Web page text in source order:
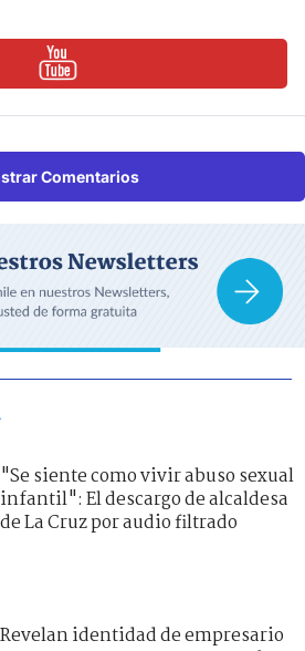
Comentarios
"Se siente como vivir abuso sexual
infantil": El descargo de alcaldesa
de La Cruz por audio filtrado
Revelan identidad de empresario